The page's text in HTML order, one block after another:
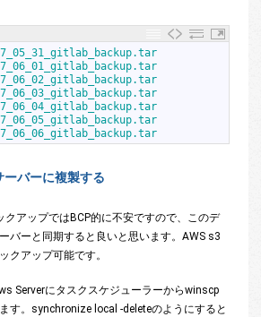
バーに複製する
クアップではBCP的に不安ですので、このデ
バーと同期すると良いと思います。AWS s3
クアップ可能です。
Serverにタスクスケジューラーからwinscp
す。 synchronize local -deleteのようにすると